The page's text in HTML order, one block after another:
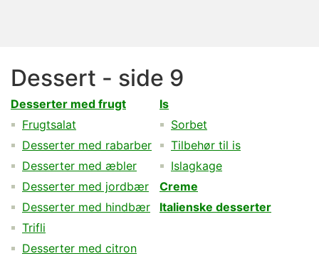
Dessert - side 9
Desserter med frugt
Frugtsalat
Desserter med rabarber
Desserter med æbler
Desserter med jordbær
Desserter med hindbær
Trifli
Desserter med citron
Is
Sorbet
Tilbehør til is
Islagkage
Creme
Italienske desserter